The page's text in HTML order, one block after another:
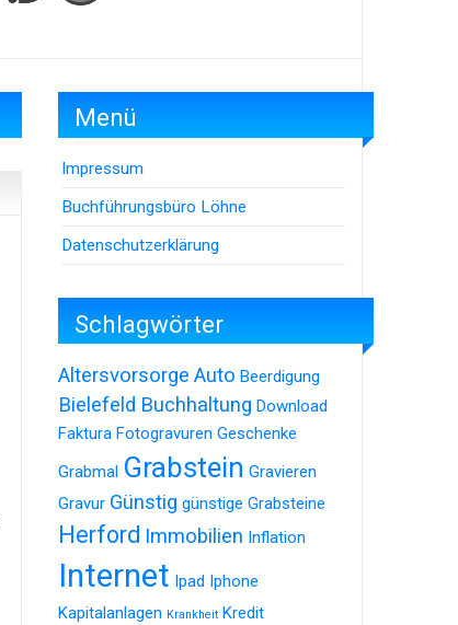
Menü
Impressum
Buchführungsbüro Löhne
Datenschutzerklärung
Schlagwörter
Altersvorsorge Auto Beerdigung
Bielefeld Buchhaltung Download
Faktura Fotogravuren Geschenke
Grabmal Grabstein Gravieren
Gravur Günstig günstige Grabsteine
Herford Immobilien Inflation
Internet Ipad Iphone
Kapitalanlagen Krankheit Kredit